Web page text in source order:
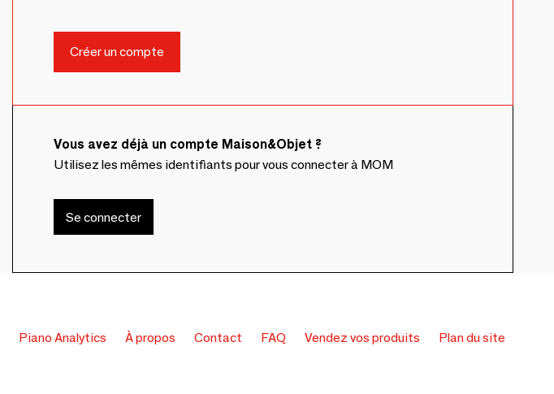
Vous avez déjà un compte Maison&Objet ?
Utilisez les mêmes identifiants pour vous connecter à MOM
Se connecter
Piano Analytics À propos Contact FAQ Vendez vos produits Plan du site